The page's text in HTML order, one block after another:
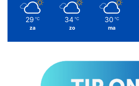
29 ℃
za
34 ℃
zo
30 ℃
ma